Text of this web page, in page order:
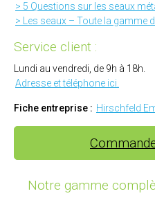
> 5 Questions sur les seaux
> Les seaux – Toute la gamme
Service client :
Lundi au vendredi, de 9h à 18h.
Adresse et téléphone ici.
Fiche entreprise : Hirschfeld
Notre gamme